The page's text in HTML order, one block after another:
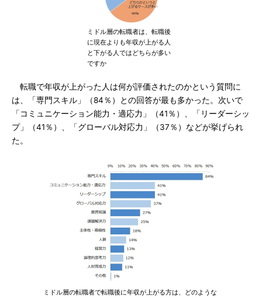
ミドル層の転職者は、転職後
に現在よりも年収が上がる人
と下がる人ではどちらが多い
ですか
転職で年収が上がった人は何が評価されたのかという質問に
は、「専門スキル」（84％）との回答が最も多かった。次いで
「コミュニケーション能力・適応力」（41％）、「リーダーシッ
プ」（41％）、「グローバル対応力」（37％）などが挙げられ
た。
ミドル層の転職者で転職後に年収が上がる方は、どのような